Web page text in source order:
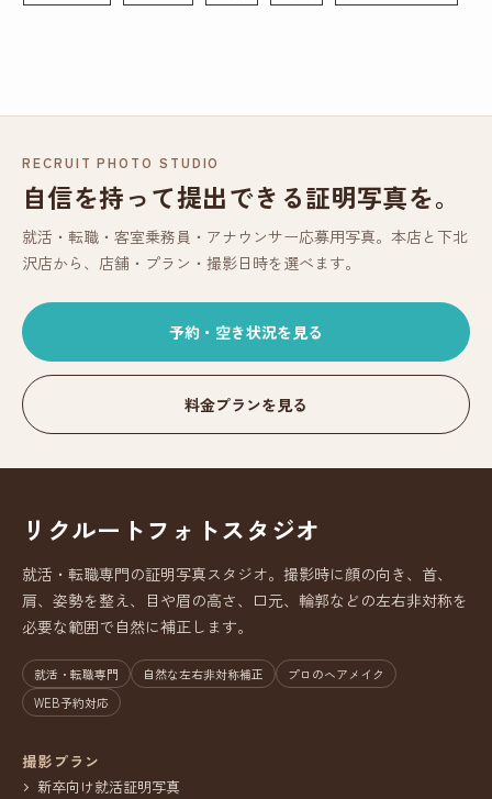
RECRUIT PHOTO STUDIO
自信を持って提出できる証明写真を。
就活・転職・客室乗務員・アナウンサー応募用写真。本店と下北
沢店から、店舗・プラン・撮影日時を選べます。
予約・空き状況を見る
料金プランを見る
リクルートフォトスタジオ
就活・転職専門の証明写真スタジオ。撮影時に顔の向き、首、
肩、姿勢を整え、目や眉の高さ、口元、輪郭などの左右非対称を
必要な範囲で自然に補正します。
就活・転職専門 自然な左右非対称補正
プロのヘアメイク
WEB予約対応
撮影プラン
新卒向け就活証明写真